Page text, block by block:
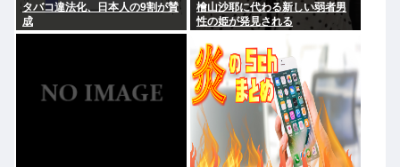
タバコ違法化、日本人の9割が賛
成
檜山沙耶に代わる新しい弱者男
性の姫が発見される